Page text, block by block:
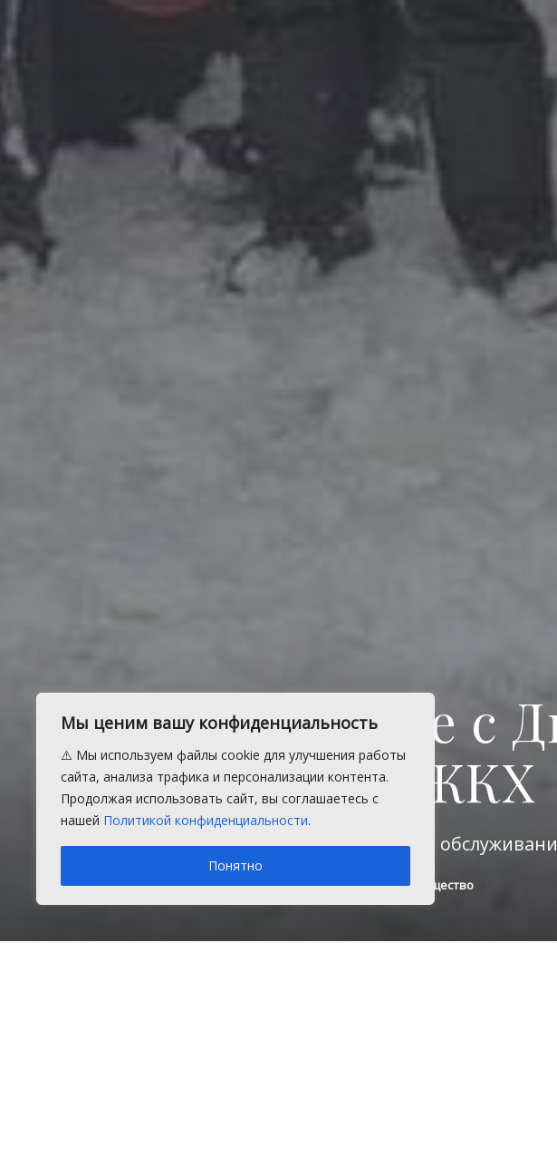
Мы ценим вашу конфиденциальность
⚠️ Мы используем файлы cookie для улучшения работы
сайта, анализа трафика и персонализации контента.
Продолжая использовать сайт, вы соглашаетесь с
нашей Политикой конфиденциальности.
Понятно
Поздравление с
работников ЖКХ
16 марта – День работников бытового
Суббота, 15 марта 2025 г. в рубрикеГлавное,Новости, Общество